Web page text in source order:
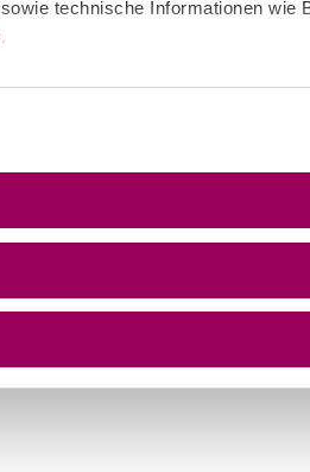
technische Informationen
.